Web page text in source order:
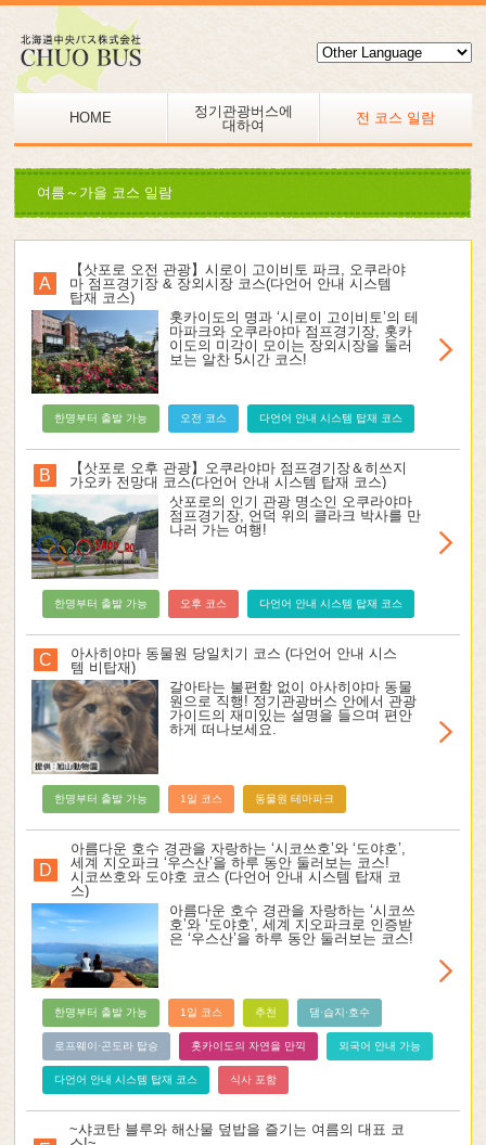
HOME
정기관광버스에
대하여
전 코스 일람
여름～가을 코스 일람
A
【삿포로 오전 관광】시로이 고이비토 파크, 오쿠라야
마 점프경기장 & 장외시장 코스(다언어 안내 시스템
탑재 코스)
홋카이도의 명과 ‘시로이 고이비토’의 테
마파크와 오쿠라야마 점프경기장, 홋카
이도의 미각이 모이는 장외시장을 둘러
보는 알찬 5시간 코스!
한명부터 출발 가능 오전 코스 다언어 안내 시스템 탑재 코스
B
【삿포로 오후 관광】오쿠라야마 점프경기장＆히쓰지
가오카 전망대 코스(다언어 안내 시스템 탑재 코스)
삿포로의 인기 관광 명소인 오쿠라야마
점프경기장, 언덕 위의 클라크 박사를 만
나러 가는 여행!
한명부터 출발 가능 오후 코스 다언어 안내 시스템 탑재 코스
C
아사히야마 동물원 당일치기 코스 (다언어 안내 시스
템 비탑재)
갈아타는 불편함 없이 아사히야마 동물
원으로 직행! 정기관광버스 안에서 관광
가이드의 재미있는 설명을 들으며 편안
하게 떠나보세요.
한명부터 출발 가능 1일 코스 동물원 테마파크
D
아름다운 호수 경관을 자랑하는 ‘시코쓰호’와 ‘도야호’,
세계 지오파크 ‘우스산’을 하루 동안 둘러보는 코스!
시코쓰호와 도야호 코스 (다언어 안내 시스템 탑재 코
스)
아름다운 호수 경관을 자랑하는 ‘시코쓰
호’와 ‘도야호’, 세계 지오파크로 인증받
은 ‘우스산’을 하루 동안 둘러보는 코스!
한명부터 출발 가능 1일 코스 추천 댐·습지·호수
로프웨이·곤도라 탑승 홋카이도의 자연을 만끽 외국어 안내 가능
다언어 안내 시스템 탑재 코스 식사 포함
~샤코탄 블루와 해산물 덮밥을 즐기는 여름의 대표 코